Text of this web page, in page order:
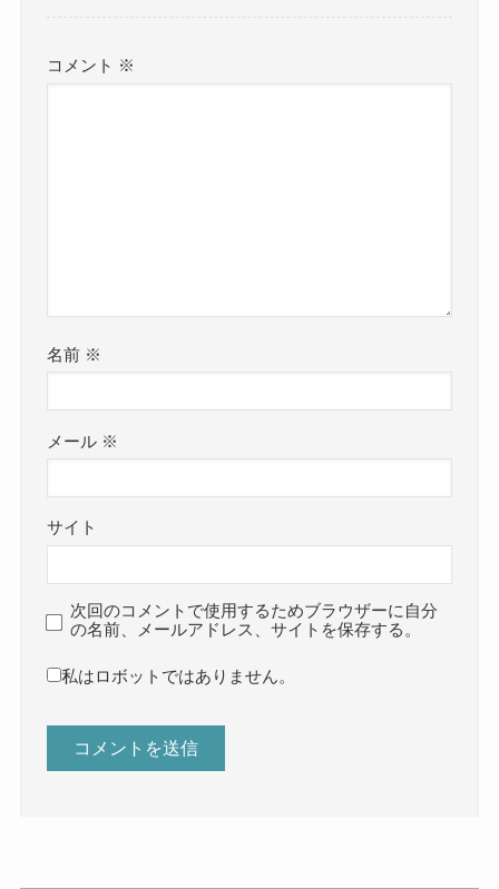
コメント ※
名前 ※
メール ※
サイト
次回のコメントで使用するためブラウザーに自分
の名前、メールアドレス、サイトを保存する。
私はロボットではありません。